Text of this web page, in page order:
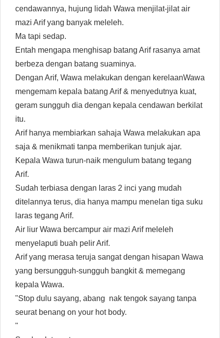
cendawannya, hujung lidah Wawa menjilat-jilat air
mazi Arif yang banyak meleleh.
Ma tapi sedap.
Entah mengapa menghisap batang Arif rasanya amat
berbeza dengan batang suaminya.
Dengan Arif, Wawa melakukan dengan kerelaanWawa
mengemam kepala batang Arif & menyedutnya kuat,
geram sungguh dia dengan kepala cendawan berkilat
itu.
Arif hanya membiarkan sahaja Wawa melakukan apa
saja & menikmati tanpa memberikan tunjuk ajar.
Kepala Wawa turun-naik mengulum batang tegang
Arif.
Sudah terbiasa dengan laras 2 inci yang mudah
ditelannya terus, dia hanya mampu menelan tiga suku
laras tegang Arif.
Air liur Wawa bercampur air mazi Arif meleleh
menyelaputi buah pelir Arif.
Arif yang merasa teruja sangat dengan hisapan Wawa
yang bersungguh-sungguh bangkit & memegang
kepala Wawa.
"Stop dulu sayang, abang nak tengok sayang tanpa
seurat benang on your hot body.
"